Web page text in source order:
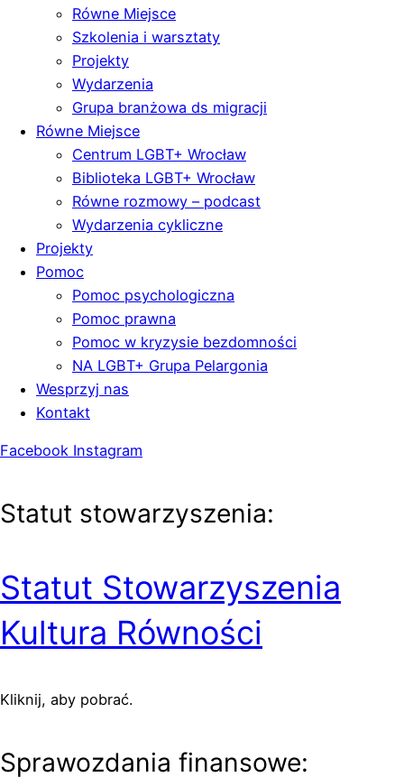
Równe Miejsce
Szkolenia i warsztaty
Projekty
Wydarzenia
Grupa branżowa ds migracji
Równe Miejsce
Centrum LGBT+ Wrocław
Biblioteka LGBT+ Wrocław
Równe rozmowy – podcast
Wydarzenia cykliczne
Projekty
Pomoc
Pomoc psychologiczna
Pomoc prawna
Pomoc w kryzysie bezdomności
NA LGBT+ Grupa Pelargonia
Wesprzyj nas
Kontakt
Facebook Instagram
Statut stowarzyszenia:
Statut Stowarzyszenia
Kultura Równości
Kliknij, aby pobrać.
Sprawozdania finansowe: